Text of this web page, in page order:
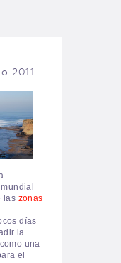
2011
las zonas
días
la
una
el